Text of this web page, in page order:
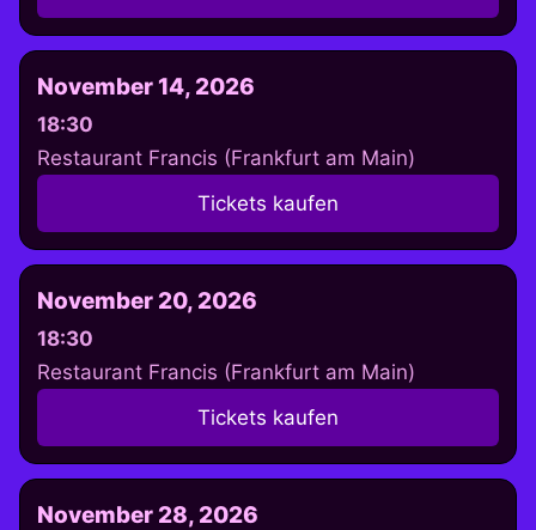
November 14, 2026
18:30
Restaurant Francis (Frankfurt am Main)
Tickets kaufen
November 20, 2026
18:30
Restaurant Francis (Frankfurt am Main)
Tickets kaufen
November 28, 2026